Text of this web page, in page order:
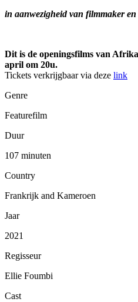
in aanwezigheid van filmmaker
Dit is de openingsfilms van
april om 20u.
Tickets verkrijgbaar via deze link
Genre
Featurefilm
Duur
107 minuten
Country
Frankrijk and Kameroen
Jaar
2021
Regisseur
Ellie Foumbi
Cast